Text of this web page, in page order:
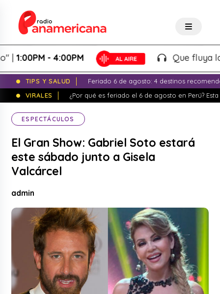
- 4:00PM Que fluya la
TIPS Y SALUD
Feriado 6 de agosto: 4 destinos
VIRALES
¿Por qué es feriado el 6 de agosto en Perú?
ESPECTÁCULOS
El Gran Show: Gabriel Soto estará
este sábado junto a Gisela
Valcárcel
admin